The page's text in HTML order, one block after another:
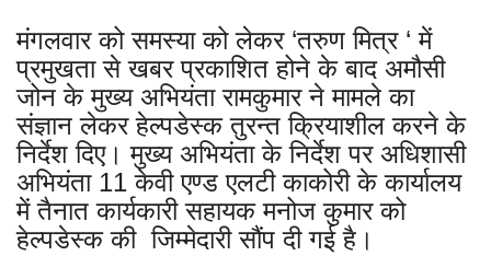
मंगलवार को समस्या को लेकर ‘तरुण मित्र ‘ में
प्रमुखता से खबर प्रकाशित होने के बाद अमौसी
जोन के मुख्य अभियंता रामकुमार ने मामले का
संज्ञान लेकर हेल्पडेस्क तुरन्त क्रियाशील करने के
निर्देश दिए। मुख्य अभियंता के निर्देश पर अधिशासी
अभियंता 11 केवी एण्ड एलटी काकोरी के कार्यालय
में तैनात कार्यकारी सहायक मनोज कुमार को
हेल्पडेस्क की जिम्मेदारी सौंप दी गई है।